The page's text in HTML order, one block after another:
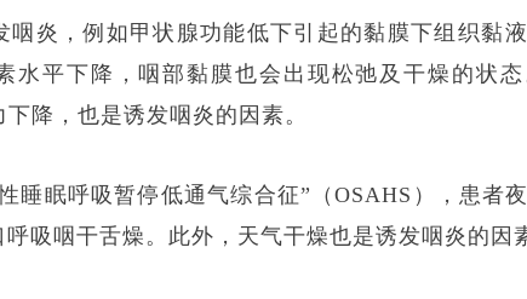
咽炎，例如甲状腺功能低下引起的黏膜下组织黏
水平下降，咽部黏膜也会出现松弛及干燥的状
降，也是诱发咽炎的因素。
睡眠呼吸暂停低通气综合征”（OSAHS），患者
吸咽干舌燥。此外，天气干燥也是诱发咽炎的因